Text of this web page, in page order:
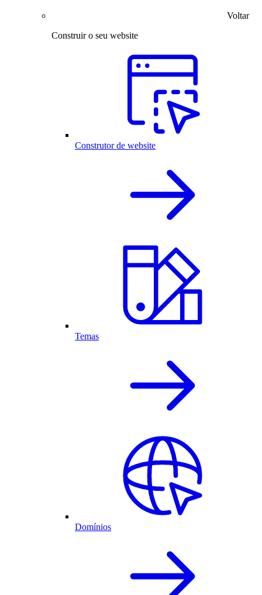
Voltar
Construir o seu website
Construtor de website
Temas
Domínios